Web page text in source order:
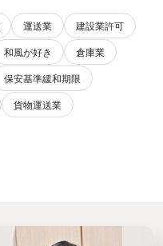
運送業
建設業許可
和風が好き
倉庫業
保安基準緩和期限
貨物運送業